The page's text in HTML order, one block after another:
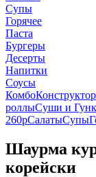
Супы
Горячее
Паста
Бургеры
Десерты
Напитки
Соусы
Комбо
роллыСуши и
260рСалатыСупы
Шаурма
корейски